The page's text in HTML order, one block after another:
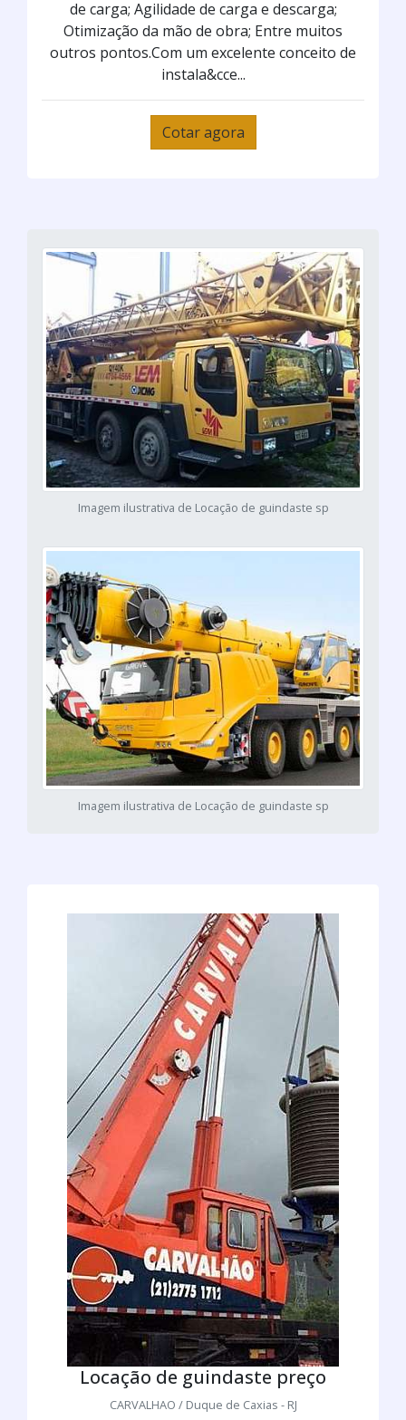
de carga; Agilidade de carga e descarga;
Otimização da mão de obra; Entre muitos
outros pontos.Com um excelente conceito de
instala&cce...
Cotar agora
Imagem ilustrativa de Locação de guindaste sp
Imagem ilustrativa de Locação de guindaste sp
Locação de guindaste preço
CARVALHAO / Duque de Caxias - RJ